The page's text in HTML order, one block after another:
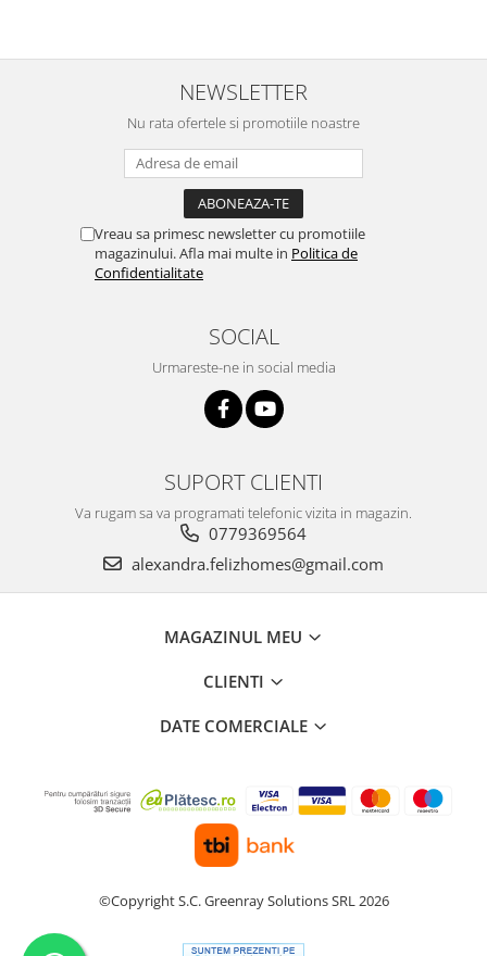
NEWSLETTER
Nu rata ofertele si promotiile noastre
Vreau sa primesc newsletter cu promotiile
magazinului. Afla mai multe in Politica de
Confidentialitate
SOCIAL
Urmareste-ne in social media
SUPORT CLIENTI
Va rugam sa va programati telefonic vizita in magazin.
0779369564
alexandra.felizhomes@gmail.com
MAGAZINUL MEU
CLIENTI
DATE COMERCIALE
©Copyright S.C. Greenray Solutions SRL 2026